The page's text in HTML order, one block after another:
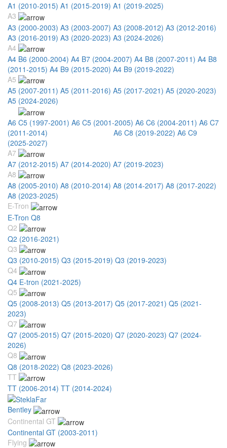
A1 (2010-2015) A1 (2015-2019) A1 (2019-2025)
A3
A3 (2000-2003) A3 (2003-2007) A3 (2008-2012) A3 (2012-2016)
A3 (2016-2019) A3 (2020-2023) A3 (2024-2026)
A4
A4 B6 (2000-2004) A4 B7 (2004-2007) A4 B8 (2007-2011) A4 B8
(2011-2015) A4 B9 (2015-2020) A4 B9 (2019-2022)
A5
A5 (2007-2011) A5 (2011-2016) A5 (2017-2021) A5 (2020-2023)
A5 (2024-2026)
A6 C5 (1997-2001) A6 C5 (2001-2005) A6 C6 (2004-2011) A6 C7
(2011-2014)
A6 C8 (2019-2022) A6 C9
(2025-2027)
A7
A7 (2012-2015) A7 (2014-2020) A7 (2019-2023)
A8
A8 (2005-2010) A8 (2010-2014) A8 (2014-2017) A8 (2017-2022)
A8 (2023-2025)
E-Tron
E-Tron Q8
Q2
Q2 (2016-2021)
Q3
Q3 (2010-2015) Q3 (2015-2019) Q3 (2019-2023)
Q4
Q4 E-tron (2021-2025)
Q5
Q5 (2008-2013) Q5 (2013-2017) Q5 (2017-2021) Q5 (2021-
2023)
Q7
Q7 (2005-2015) Q7 (2015-2020) Q7 (2020-2023) Q7 (2024-
2026)
Q8
Q8 (2018-2022) Q8 (2023-2026)
TT
TT (2006-2014) TT (2014-2024)
Bentley
Continental GT
Continental GT (2003-2011)
Flying